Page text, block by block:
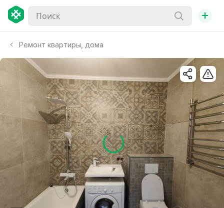
+
Ремонт квартиры, дома